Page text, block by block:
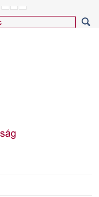
KISEBB
BETŰTÍPUS
ALAPÉRTELMEZETT
BETŰMÉRET
NAGYOBB
BETŰMÉRET